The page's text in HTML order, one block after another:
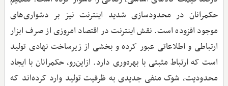
حکمرانان در محدودسازی شدید اینترنت نیز بر دشواری‌های
موجود افزوده است. نقش اینترنت در اقتصاد امروزی از صرف ابزار
ارتباطی و اطلاعاتی عبور کرده و بخشی از زیرساخت نهادی تولید
است که ارتباط مثبتی با بهره‌وری دارد. ازاین‌رو، حکمرانان با ایجاد
محدودیت، شوک منفی جدیدی به ظرفیت تولید وارد کرده‌اند که